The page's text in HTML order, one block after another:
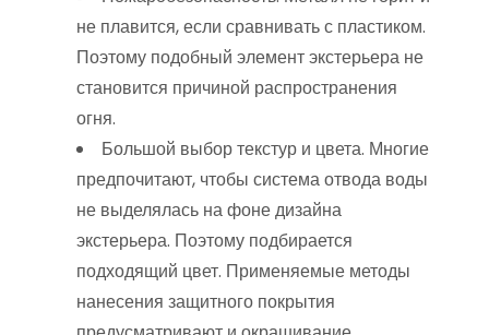
не плавится, если сравнивать с пластиком.
Поэтому подобный элемент экстерьера не
становится причиной распространения
огня.
Большой выбор текстур и цвета. Многие
предпочитают, чтобы система отвода воды
не выделялась на фоне дизайна
экстерьера. Поэтому подбирается
подходящий цвет. Применяемые методы
нанесения защитного покрытия